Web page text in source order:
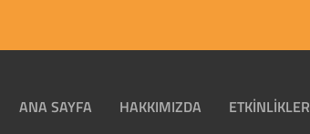
ANA SAYFA HAKKIMIZDA ETKINLIKLER